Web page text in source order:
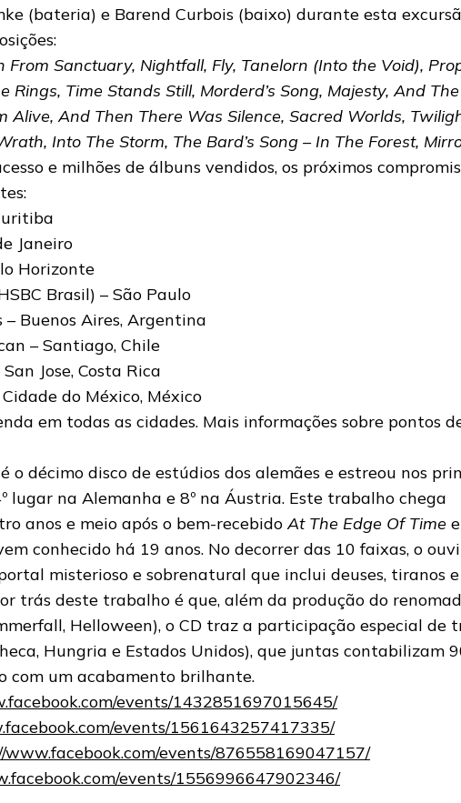
(bateria) e Barend Curbois (baixo) durante esta
Sanctuary, Nightfall, Fly, Tanelorn (Into the Void),
Rings, Time Stands Still, Morderd’s Song, Majesty, And
Alive, And Then There Was Silence, Sacred Worlds,
Into The Storm, The Bard’s Song – In The Forest,
e milhões de álbuns vendidos, os próximos
Janeiro
Horizonte
Brasil) – São Paulo
– Buenos Aires, Argentina
– Santiago, Chile
Jose, Costa Rica
do México, México
em todas as cidades. Mais informações sobre pontos
é o décimo disco de estúdios dos alemães e estreou nos
lugar na Alemanha e 8º na Áustria. Este trabalho chega
anos e meio após o bem-recebidoAt The Edge Of Time
conhecido há 19 anos. No decorrer das 10 faixas, o
misterioso e sobrenatural que inclui deuses, tiranos
trás deste trabalho é que, além da produção do
Helloween), o CD traz a participação especial de
Hungria e Estados Unidos), que juntas contabilizam
com um acabamento brilhante.
events/1432851697015645/
events/1561643257417335/
www.facebook.com/events/876558169047157/
events/1556996647902346/